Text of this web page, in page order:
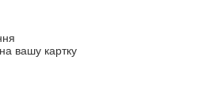
вашу картку